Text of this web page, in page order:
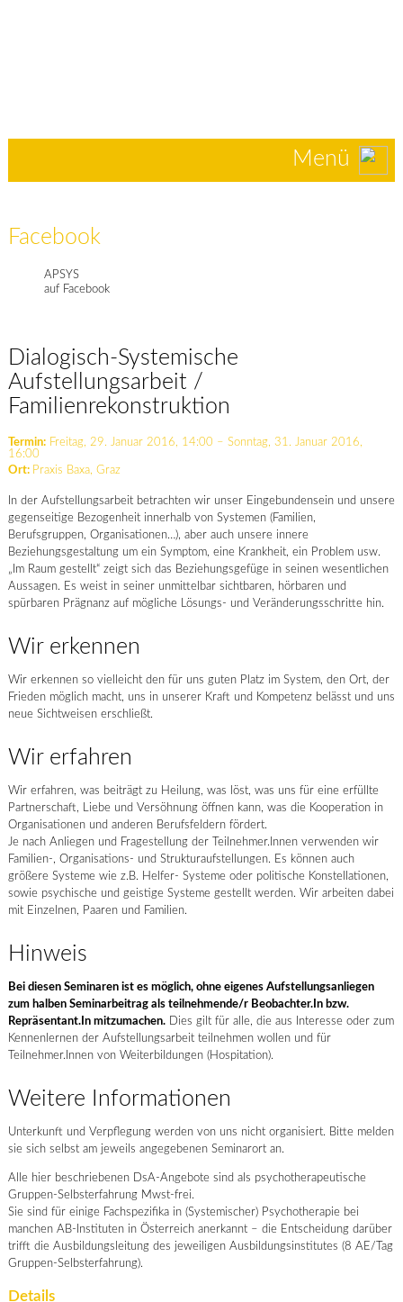
Menü
Facebook
APSYS
auf Facebook
Dialogisch-Systemische
Aufstellungsarbeit /
Familienrekonstruktion
Termin:Freitag, 29. Januar 2016, 14:00 – Sonntag, 31. Januar 2016,
16:00
Ort: Praxis Baxa, Graz
In der Aufstellungsarbeit betrachten wir unser Eingebundensein und unsere
gegenseitige Bezogenheit innerhalb von Systemen (Familien,
Berufsgruppen, Organisationen…), aber auch unsere innere
Beziehungsgestaltung um ein Symptom, eine Krankheit, ein Problem usw.
„Im Raum gestellt“ zeigt sich das Beziehungsgefüge in seinen wesentlichen
Aussagen. Es weist in seiner unmittelbar sichtbaren, hörbaren und
spürbaren Prägnanz auf mögliche Lösungs- und Veränderungsschritte hin.
Wir erkennen
Wir erkennen so vielleicht den für uns guten Platz im System, den Ort, der
Frieden möglich macht, uns in unserer Kraft und Kompetenz belässt und uns
neue Sichtweisen erschließt.
Wir erfahren
Wir erfahren, was beiträgt zu Heilung, was löst, was uns für eine erfüllte
Partnerschaft, Liebe und Versöhnung öffnen kann, was die Kooperation in
Organisationen und anderen Berufsfeldern fördert.
Je nach Anliegen und Fragestellung der Teilnehmer.Innen verwenden wir
Familien-, Organisations- und Strukturaufstellungen. Es können auch
größere Systeme wie z.B. Helfer- Systeme oder politische Konstellationen,
sowie psychische und geistige Systeme gestellt werden. Wir arbeiten dabei
mit Einzelnen, Paaren und Familien.
Hinweis
Bei diesen Seminaren ist es möglich, ohne eigenes Aufstellungsanliegen
zum halben Seminarbeitrag als teilnehmende/r Beobachter.In bzw.
Repräsentant.In mitzumachen.Dies gilt für alle, die aus Interesse oder zum
Kennenlernen der Aufstellungsarbeit teilnehmen wollen und für
Teilnehmer.Innen von Weiterbildungen (Hospitation).
Weitere Informationen
Unterkunft und Verpflegung werden von uns nicht organisiert. Bitte melden
sie sich selbst am jeweils angegebenen Seminarort an.
Alle hier beschriebenen DsA-Angebote sind als psychotherapeutische
Gruppen-Selbsterfahrung Mwst-frei.
Sie sind für einige Fachspezifika in (Systemischer) Psychotherapie bei
manchen AB-Instituten in Österreich anerkannt – die Entscheidung darüber
trifft die Ausbildungsleitung des jeweiligen Ausbildungsinstitutes (8 AE/Tag
Gruppen-Selbsterfahrung).
Details